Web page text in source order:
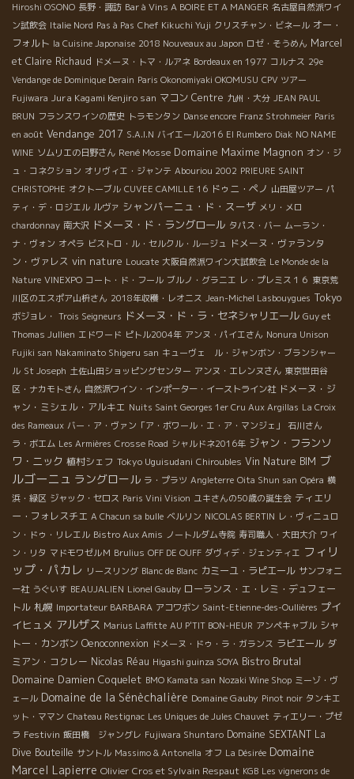
Hiroshi OSONO 長野・諏訪 Bar à Vins A BOIRE ET A MANGER 名古屋自然派ワイ
ン試飲会 Italie Nord Pas à Pas Chef Kikuchi Yuji クリスチャン・ビネール オー・
フォルト la Cuisine Japonaise 2018 Nouveaux au Japon ロゼ・そうめん Marcel
et Claire Richaud ドメーヌ・トマ・ルアネ Bordeaux en 1977 コルナス 29e
Vendange de Dominique Derain Paris Okonomiyaki OKOMUSU CPV ツアー
Fujiwara Jura Kagami Kenjiro san マコン Centre 九州・大分 JEAN PAUL
BRUN フランスワインの歴史 トラモンタン Danse encore Franz Strohmeier Paris
en août Vendange 2017 S.A.I.N バイエール2016 El Rumbero Diak NO NAME
WINE ソムリエの日野さん René Mosse Domaine Maxime Magnon オン・ジ
ュ・コネクション オリヴィエ・ジャンテ Abouriou 2002 PRIEURE SAINT
CHRISTOPHE オクトーブル CUVEE CAMILLE 16 ドゥニ・ペノ 山田屋ツアー パ
ティ・デ・ロジエル ルヴァ シャンパーニュ・ド・スーザ メリ・メロ
chardonnay 南大沢 ドメーヌ・ド・ラングロール タパス・バー ムーラン・
ナ・ヴォン オペラ ビストロ・ル・セルクル・ルージュ ドメーヌ・ヴァランタ
ン・ヴァレス vin nature Loucate 大阪自然派ワイン大試飲会 Le Monde de la
Nature VINEXPO コート・ド・フール ブルノ・グラニエ レ・プレミス１６ 東京荒
川区のエスポア山枡さん 2018年収穫・レオニス Jean-Michel Lasbouygues Tokyo
ボジョレ・ Trois Seigneurs ドメーヌ・ド・ラ・セネシャリエール Guy et
Thomas Jullien エドワード ピトル2004年 アンヌ・パイエさん Nonura Unison
Fujiki san Nakaminato Shigeru san キューヴェ ル・ジャンボン・ブランシャー
ル St Joseph 土佐山田ショッピングセンター アンヌ・エレンヌさん 東京世田谷
区・ナカモトさん 自然派ワイン・インポーター・イーストライン社 ドメーヌ・ジ
ャン・ミシェル・アルキエ Nuits Saint Georges 1er Cru Aux Argillas La Croix
des Rameaux バー・ア・ヴァン「ア・ボワール・エ・ア・マンジェ」
石川さん
ラ・ボエム Les Armières Crosse Road シャルドネ2016年 ジャン・フランソ
ワ・ニック 植村シェフ Tokyo Uguisudani Chiroubles Vin Nature BIM ブ
ルゴーニュ ラングロール ラ・プラツ Angleterre Oita Shun san Opéra 横
浜・緑区 ジャック・セロス Paris Vini Vision ユキさんの50歳の誕生会 ティエリ
ー・フォレスチエ A Chacun sa bulle ベルリン NICOLAS BERTIN レ・ヴィニュロ
ン・ドゥ・リレエル Bistro Aux Amis ノートルダム寺院 寿司職人・大田大介 ワイ
ン・リタ マドモワゼルＭ Brulius OFF DE OUFF ダヴィデ・ジェンティエ フィリ
ップ・パカレ リースリング Blanc de Blanc カミーユ・ラピエール サンフォニ
ー社 うぐいす BEAUJALIEN Lionel Gauby ローランス・エ・レミ・デュフェー
トル 札幌 Importateur BARBARA アコワボン Saint-Etienne-des-Oullières プイ
イヒュメ アルザス Marius Laffitte AU P'TIT BON-HEUR アンペキャブル シャ
トー・カンボン Oenoconnexion ドメーヌ・ドゥ・ラ・ガランス ラピエール ダ
ミアン・コクレー Nicolas Réau Higashi guinza SOYA Bistro Brutal
Domaine Damien Coquelet BMO Kamata san Nozaki Wine Shop ミーゾ・ヴ
ェール Domaine de la Sénèchalière Domaine Gauby Pinot noir タンキエ
ット・ママン Chateau Restignac Les Uniques de Jules Chauvet ティエリー・プゼ
ラ Festivin 飯田橋 ジャングレ Fujiwara Shuntaro Domaine SEXTANT La
Dive Bouteille サントル Massimo & Antonella オフ La Désirée Domaine
Marcel Lapierre Olivier Cros et Sylvain Respaut KGB Les vignerons de